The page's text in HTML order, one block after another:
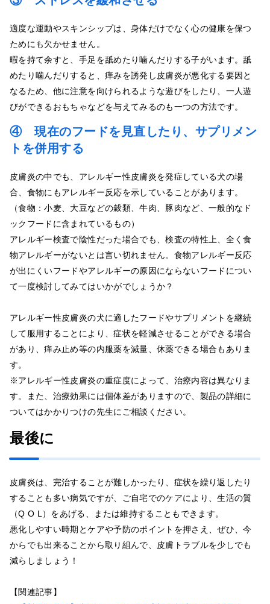
適度な運動やスキンシップは、身体だけでなく心の健康を保つ
ためにも欠かせません。
暇を持て余すと、手足を舐めたり噛んだりする子がいます。舐
めたり噛んだりすると、痒みを誘発し皮膚炎が悪化する要因と
なるため、他に注意を向けられるような遊びをしたり、一人遊
びができるおもちゃなどを与えてみるのも一つの方法です。
④ 現在のフードを見直したり、サプリメン
トを併用する
皮膚炎の中でも、アレルギー性皮膚炎を発症している犬の場
合、食物にもアレルギー反応を示していることがあります。
（食物：小麦、大豆などの穀類、牛肉、豚肉など、一般的なド
ックフードに含まれているもの）
アレルギー検査で陰性だった場合でも、検査の特性上、全く食
物アレルギーがないとは言い切れません。食物アレルギー反応
が出にくいフードやアレルギーの原因にならないフードについ
て一度検討してみてはいかがでしょうか？
アレルギー性皮膚炎の犬に適したフードやサプリメントを継続
して服用することにより、症状を軽減させることができる場合
があり、痒み止め等の内服薬を減量、休薬できる場合もありま
す。
※アレルギー性皮膚炎の重症度によって、治療内容は異なりま
す。また、治療効果には個体差がありますので、製品の詳細に
ついてはかかりつけの先生にご相談ください。
最後に
皮膚炎は、完治することが難しかったり、症状を繰り返したり
することも多い病気ですが、ご自宅でのケアにより、生活の質
（Q O L）をあげる、または維持することもできます。
悪化しやすい時期とケアや予防のポイントを押さえ、ぜひ、今
からでも出来ることから取り組んで、皮膚トラブルを少しでも
減らしましょう！
【関連記事】